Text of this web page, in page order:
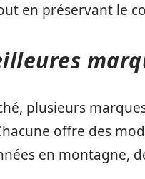
en préservant le
plusieurs
offre des
en montagne,